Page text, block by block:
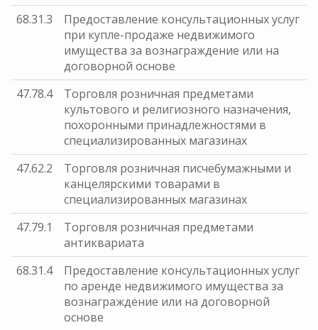
68.31.3
Предоставление консультационных услуг
при купле-продаже недвижимого
имущества за вознаграждение или на
договорной основе
47.78.4
Торговля розничная предметами
культового и религиозного назначения,
похоронными принадлежностями в
специализированных магазинах
47.62.2
Торговля розничная писчебумажными и
канцелярскими товарами в
специализированных магазинах
47.79.1
Торговля розничная предметами
антиквариата
68.31.4
Предоставление консультационных услуг
по аренде недвижимого имущества за
вознаграждение или на договорной
основе